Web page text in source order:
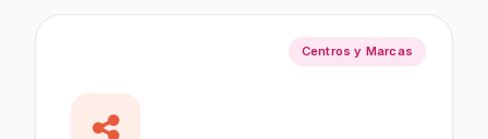
Centros y Marcas